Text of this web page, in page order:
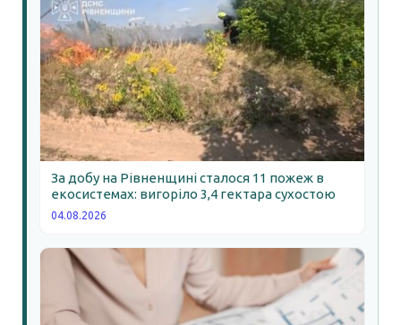
За добу на Рівненщині сталося 11 пожеж в
екосистемах: вигоріло 3,4 гектара сухостою
04.08.2026